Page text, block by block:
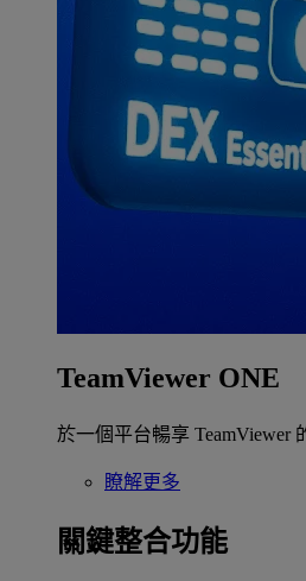
TeamViewer ONE
於一個平台暢享 TeamViewer
瞭解更多
關鍵整合功能